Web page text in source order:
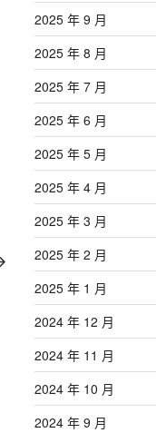
2025 年 9 月
2025 年 8 月
2025 年 7 月
2025 年 6 月
2025 年 5 月
2025 年 4 月
2025 年 3 月
2025 年 2 月
2025 年 1 月
2024 年 12 月
2024 年 11 月
2024 年 10 月
2024 年 9 月